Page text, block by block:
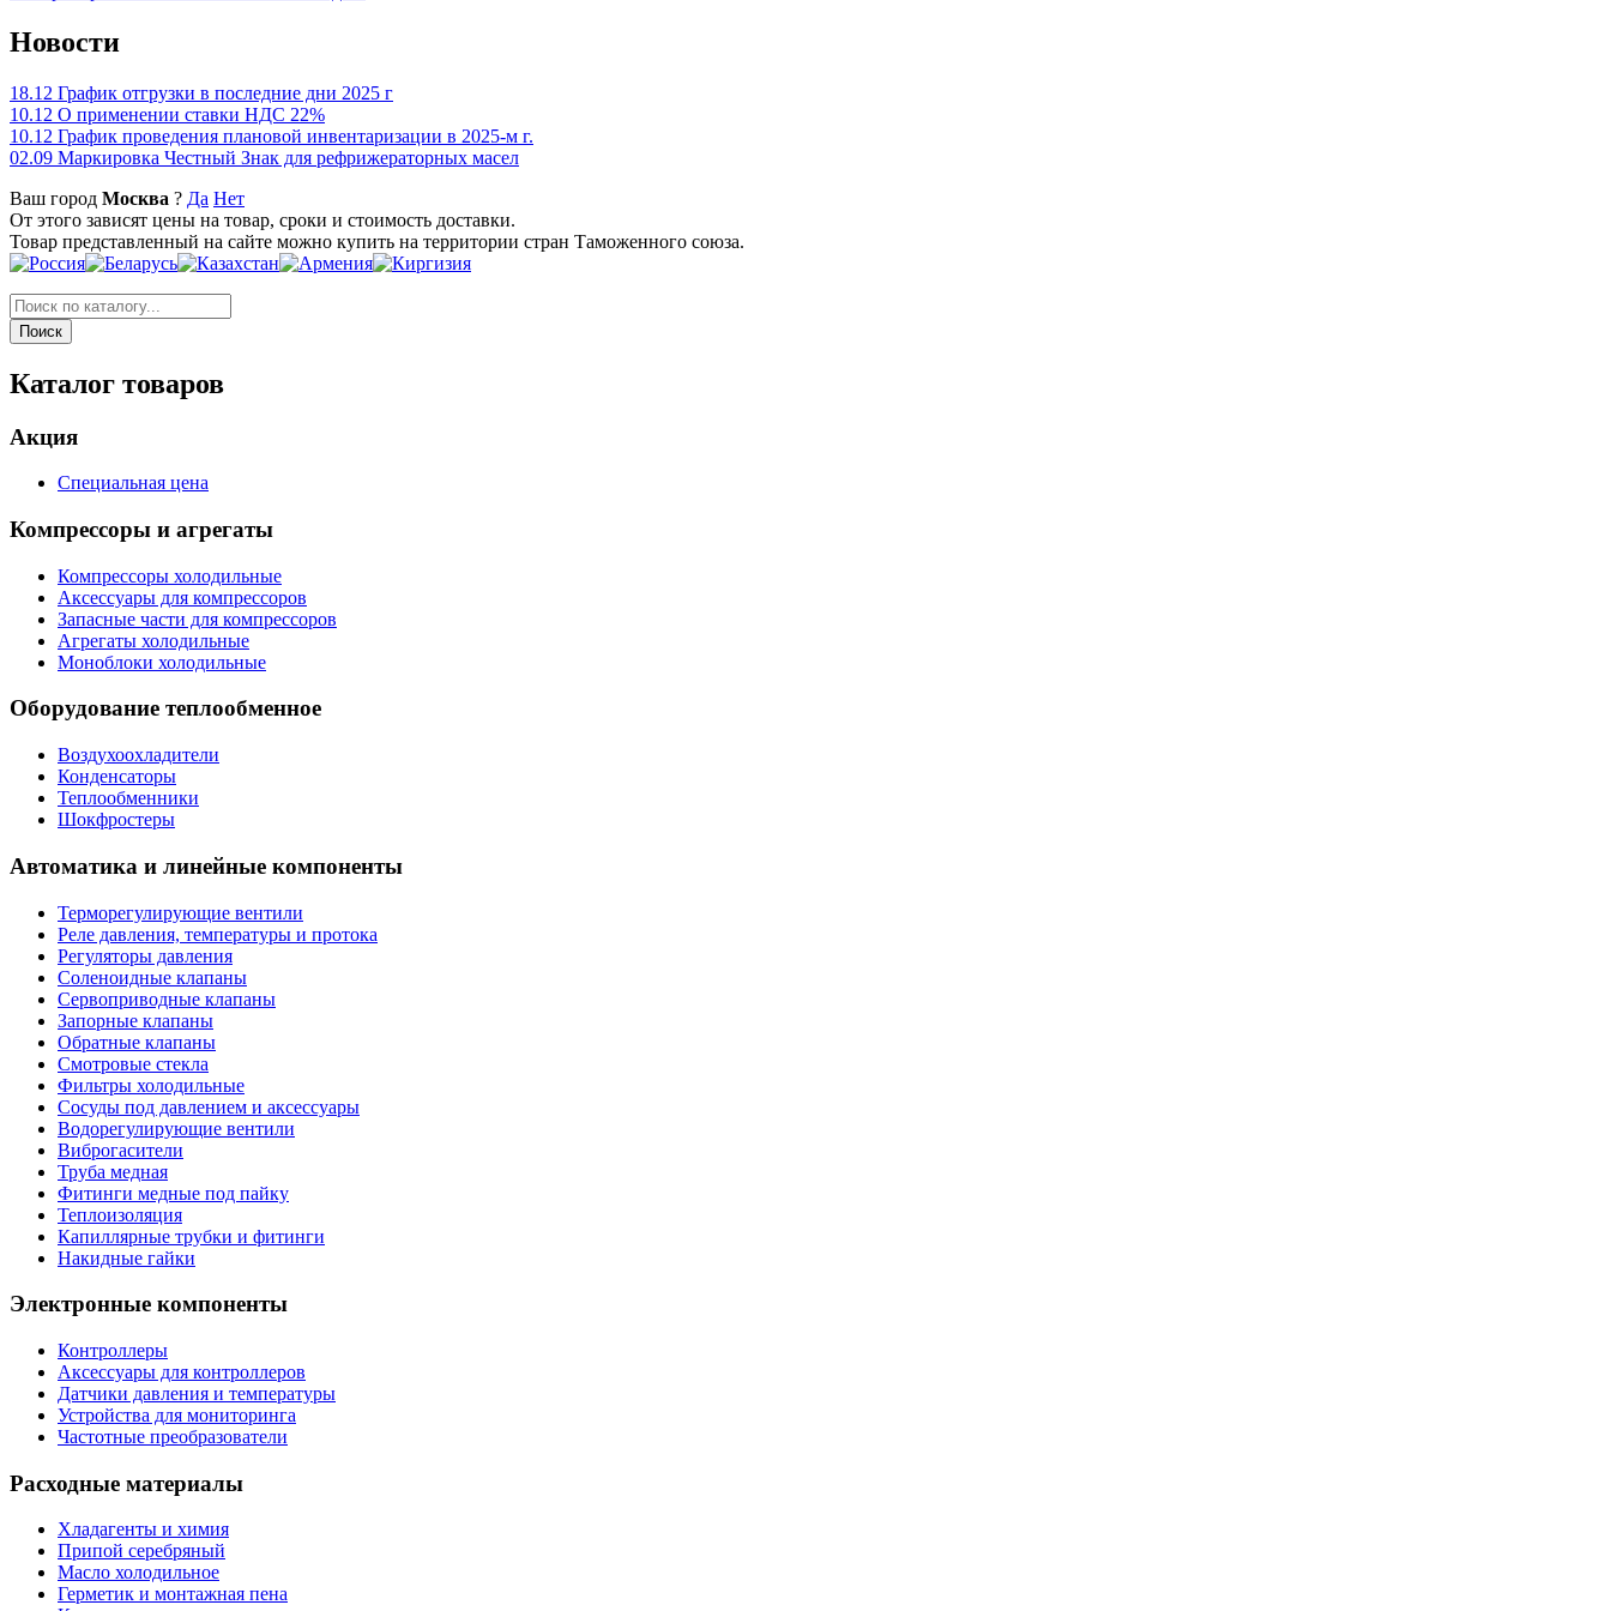
Новости
18.12 График отгрузки в последние дни 2025 г
10.12 О применении ставки НДС 22%
10.12 График проведения плановой инвентаризации в 2025-м г.
02.09 Маркировка Честный Знак для рефрижераторных масел
Ваш город Москва ? Да Нет
От этого зависят цены на товар, сроки и стоимость доставки.
Товар представленный на сайте можно купить на территории стран Таможенного союза.
Каталог товаров
Акция
Специальная цена
Компрессоры и агрегаты
Компрессоры холодильные
Аксессуары для компрессоров
Запасные части для компрессоров
Агрегаты холодильные
Моноблоки холодильные
Оборудование теплообменное
Воздухоохладители
Конденсаторы
Теплообменники
Шокфростеры
Автоматика и линейные компоненты
Терморегулирующие вентили
Реле давления, температуры и протока
Регуляторы давления
Соленоидные клапаны
Сервоприводные клапаны
Запорные клапаны
Обратные клапаны
Смотровые стекла
Фильтры холодильные
Сосуды под давлением и аксессуары
Водорегулирующие вентили
Виброгасители
Труба медная
Фитинги медные под пайку
Теплоизоляция
Капиллярные трубки и фитинги
Накидные гайки
Электронные компоненты
Контроллеры
Аксессуары для контроллеров
Датчики давления и температуры
Устройства для мониторинга
Частотные преобразователи
Расходные материалы
Хладагенты и химия
Припой серебряный
Масло холодильное
Герметик и монтажная пена